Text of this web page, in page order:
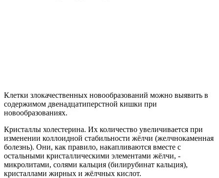
Клетки злокачественных новообразований можно выявить в
содержимом двенадцатиперстной кишки при
новообразованиях.
Кристаллы холестерина. Их количество увеличивается при
изменении коллоидной стабильности жёлчи (желчнокаменная
болезнь). Они, как правило, накапливаются вместе с
остальными кристаллическими элементами жёлчи, -
микролитами, солями кальция (билирубинат кальция),
кристаллами жирных и жёлчных кислот.